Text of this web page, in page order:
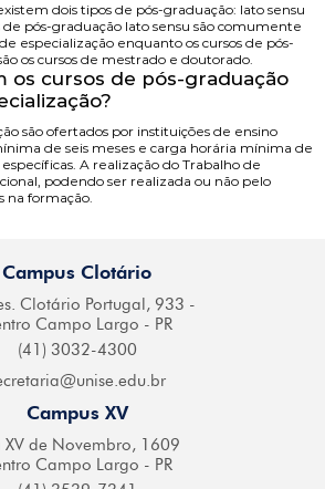
dois tipos de pós-graduação: lato sensu
de pós-graduação lato sensu são comumente
especialização enquanto os cursos de pós-
os cursos de mestrado e doutorado.
os cursos de pós-graduação
são ofertados por instituições de ensino
de seis meses e carga horária mínima de
A realização do Trabalho de
podendo ser realizada ou não pelo
na formação.
Campus Clotário
Clotário Portugal, 933 -
Campo Largo - PR
(41) 3032-4300
unise.edu.br
Campus XV
XV de Novembro, 1609
Campo Largo - PR